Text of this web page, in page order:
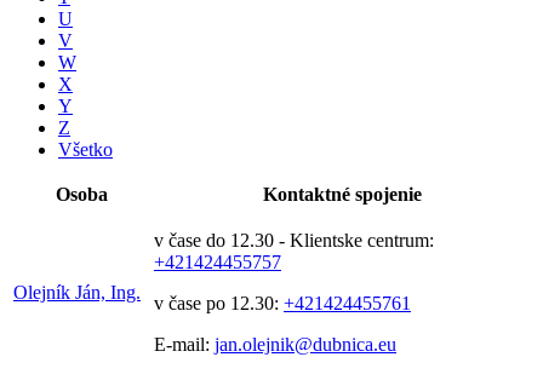
U
V
W
X
Y
Z
Všetko
Osoba Kontaktné spojenie
Olejník Ján, Ing.
v čase do 12.30 - Klientske centrum:
+421424455757
v čase po 12.30: +421424455761
E-mail: jan.olejnik@dubnica.eu